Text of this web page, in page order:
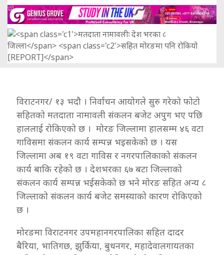
विराटनगर/ १३ भदौ । निर्वाचन आयोगले सुरु गरेको फोटो
सहितको मतदाता नामावली संकलन बजेट अपुग भए पछि
हाललाई रोकिएको छ । मोरङ जिल्लामा हालसम्म ४६ वटा
गाविसमा संकलन कार्य सम्पन्न भइसकेको छ । यस
जिल्लामा अब १९ वटा गाविस र नगरपालिकाको संकलन
कार्य बाकि रहेको छ । देशभरका ६७ बटा जिल्लाको
संकलन कार्य सम्पन्न भईसकेको छ भने मोरङ सहित अन्य ८
जिल्लाको संकलन कार्य बजेट समस्याको कारण रोकिएको
छ ।
मोरङमा विराटनगर उपमहानगरपालिका सहित दादर
बैरिया, भातिगछ, झुर्किया, बुधनगर, महादेवालगायतका